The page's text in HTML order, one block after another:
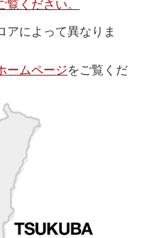
ください。
アによって異なりま
ームページをご覧くだ